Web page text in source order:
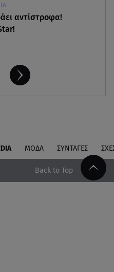
αντίστροφα!
ΜΟΔΑ ΣΥΝΤΑΓΕΣ
Back to Top